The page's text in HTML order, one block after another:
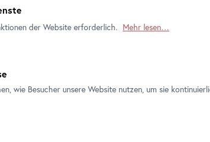
Studierende unter 26
der Website erforderlich. Mehr lesen…
wie Besucher unsere Website nutzen, um sie